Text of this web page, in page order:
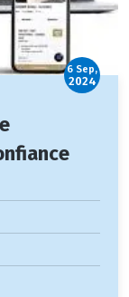
6 Sep,
2024